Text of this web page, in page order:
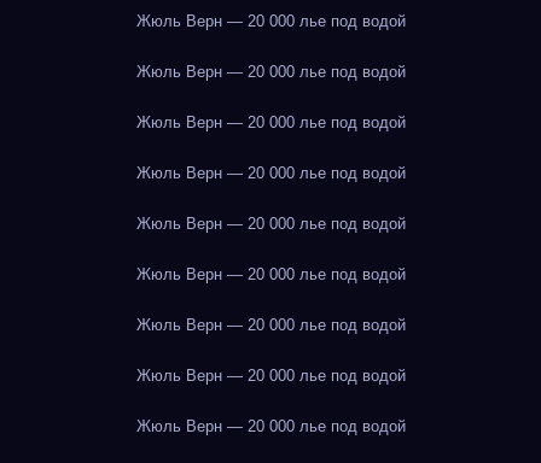
Жюль Верн — 20 000 лье под водой
Жюль Верн — 20 000 лье под водой
Жюль Верн — 20 000 лье под водой
Жюль Верн — 20 000 лье под водой
Жюль Верн — 20 000 лье под водой
Жюль Верн — 20 000 лье под водой
Жюль Верн — 20 000 лье под водой
Жюль Верн — 20 000 лье под водой
Жюль Верн — 20 000 лье под водой